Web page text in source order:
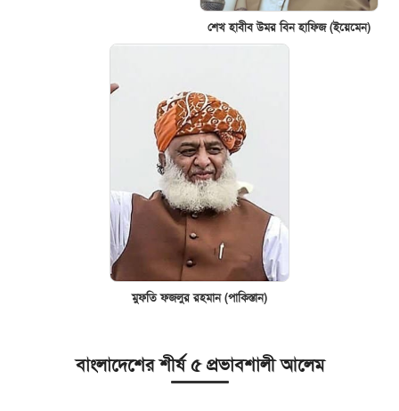
শেখ হাবীব উমর বিন হাফিজ (ইয়েমেন)
মুফতি ফজলুর রহমান (পাকিস্তান)
বাংলাদেশের শীর্ষ ৫ প্রভাবশালী আলেম